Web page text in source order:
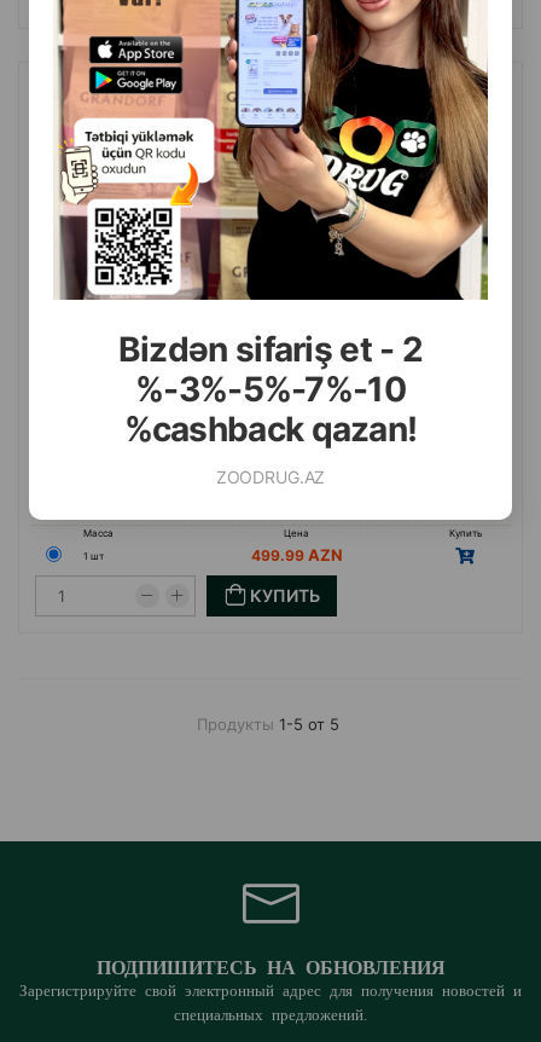
Bizdən sifariş et - 2
%-3%-5%-7%-10
%cashback qazan!
ZOODRUG.AZ
Умный самоочищающийся туалет PETKIT PuraBox Crystal DUO с
AI-камерой
Масса Цена
Купить
1 шт
499.99
КУПИТЬ
Продукты 1-5 от 5
ПОДПИШИТЕСЬ НА ОБНОВЛЕНИЯ
Зарегистрируйте свой электронный адрес для получения новостей и
специальных предложений.